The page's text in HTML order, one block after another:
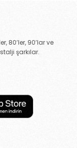
80’ler, 90’lar ve
şarkılar.